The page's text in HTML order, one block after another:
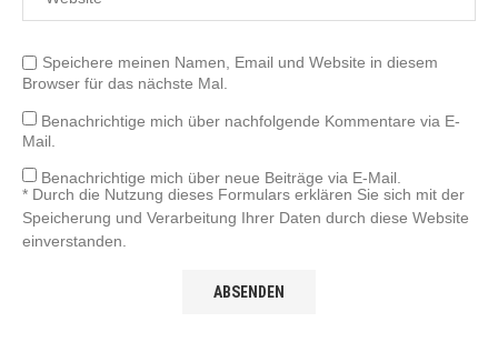
Speichere meinen Namen, Email und Website in diesem
Browser für das nächste Mal.
Benachrichtige mich über nachfolgende Kommentare via E-
Mail.
Benachrichtige mich über neue Beiträge via E-Mail.
* Durch die Nutzung dieses Formulars erklären Sie sich mit der
Speicherung und Verarbeitung Ihrer Daten durch diese Website
einverstanden.